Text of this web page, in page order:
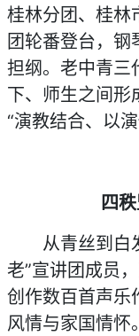
桂林分团、桂林
团轮番登台，钢
担纲。老中青三
下、师生之间形
“演教结合、以演
四
从青丝到白
老”宣讲团成员
创作数百首声乐
风情与家国情怀